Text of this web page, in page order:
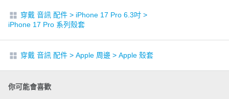
穿戴 音訊 配件 > iPhone 17 Pro 6.3吋 >
iPhone 17 Pro 系列殼套
穿戴 音訊 配件 > Apple 周邊 > Apple 殼套
你可能會喜歡